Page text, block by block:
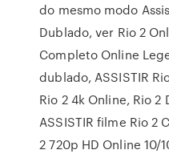
do mesmo modo
Dublado, ver Rio 2
Completo Online
dublado, ASSISTIR
Rio 2 4k Online, Rio
ASSISTIR filme Rio 2
2 720p HD Online 10/